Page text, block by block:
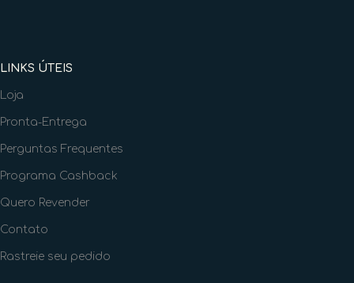
LINKS ÚTEIS
Loja
Pronta-Entrega
Perguntas Frequentes
Programa Cashback
Quero Revender
Contato
Rastreie seu pedido